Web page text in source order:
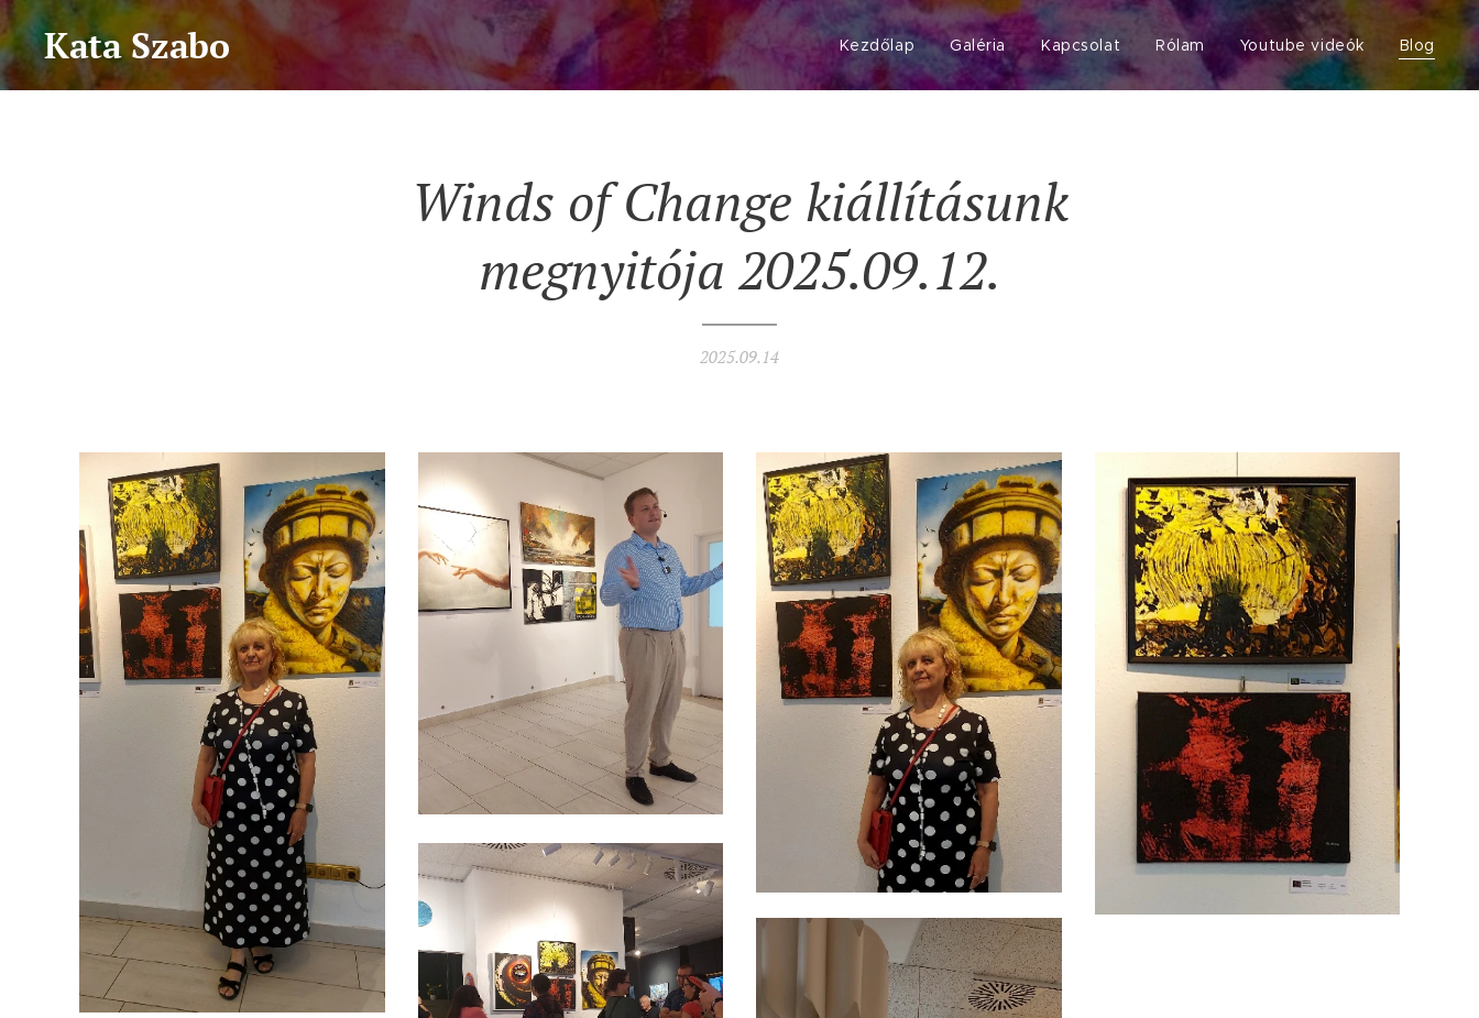
Kata Szabo Kezdőlap Galéria Kapcsolat Rólam Youtube videók Blog
Winds of Change kiállításunk
megnyitója 2025.09.12.
2025.09.14